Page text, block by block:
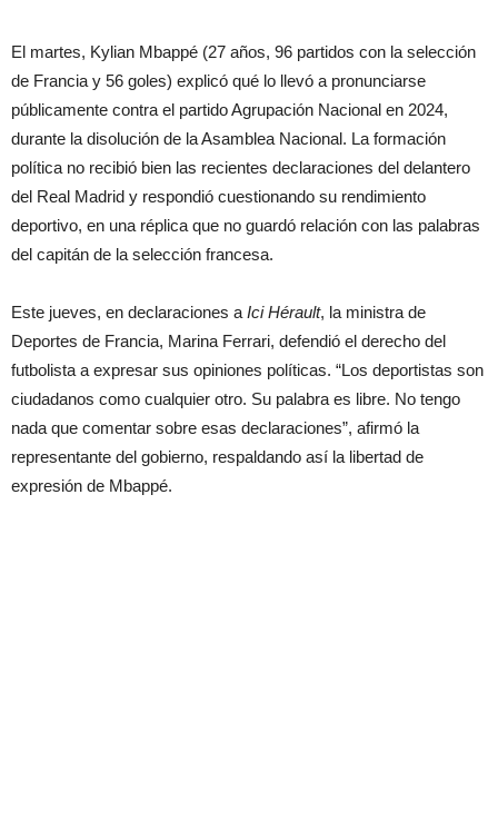
El martes, Kylian Mbappé (27 años, 96 partidos con la selección
de Francia y 56 goles) explicó qué lo llevó a pronunciarse
públicamente contra el partido Agrupación Nacional en 2024,
durante la disolución de la Asamblea Nacional. La formación
política no recibió bien las recientes declaraciones del delantero
del Real Madrid y respondió cuestionando su rendimiento
deportivo, en una réplica que no guardó relación con las palabras
del capitán de la selección francesa.
Este jueves, en declaraciones a Ici Hérault, la ministra de
Deportes de Francia, Marina Ferrari, defendió el derecho del
futbolista a expresar sus opiniones políticas. “Los deportistas son
ciudadanos como cualquier otro. Su palabra es libre. No tengo
nada que comentar sobre esas declaraciones”, afirmó la
representante del gobierno, respaldando así la libertad de
expresión de Mbappé.